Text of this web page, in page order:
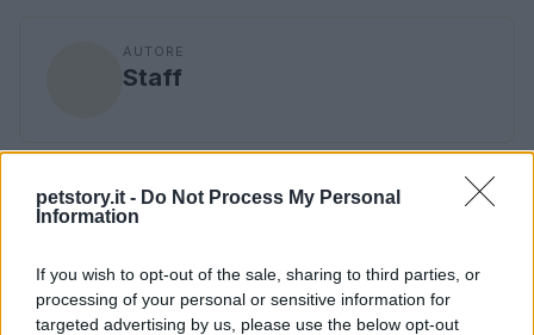
petstory.it - Do Not Process My Personal
Information
If you wish to opt-out of the sale, sharing to third parties, or
processing of your personal or sensitive information for
targeted advertising by us, please use the below opt-out
AUTORE
Staff